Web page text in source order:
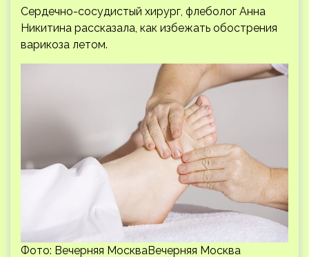
Сердечно-сосудистый хирург, флеболог Анна
Никитина рассказала, как избежать обострения
варикоза летом.
Фото: Вечерняя МоскваВечерняя Москва